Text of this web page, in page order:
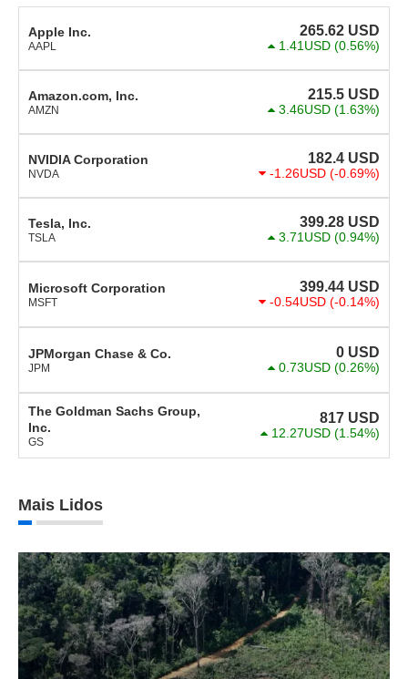
Apple Inc.
AAPL
265.62 USD
1.41USD (0.56%)
Amazon.com, Inc.
AMZN
215.5 USD
3.46USD (1.63%)
NVIDIA Corporation
NVDA
182.4 USD
-1.26USD (-0.69%)
Tesla, Inc.
TSLA
399.28 USD
3.71USD (0.94%)
Microsoft Corporation
MSFT
399.44 USD
-0.54USD (-0.14%)
JPMorgan Chase & Co.
JPM
0 USD
0.73USD (0.26%)
The Goldman Sachs Group,
Inc.
GS
817 USD
12.27USD (1.54%)
Mais Lidos